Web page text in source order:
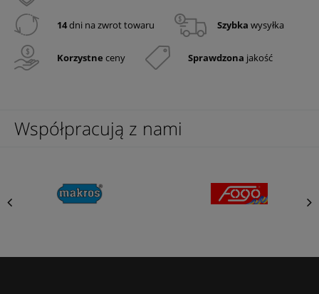
14dni na zwrot towaru Szybka wysyłka
Korzystne ceny Sprawdzona jakość
Współpracują z nami